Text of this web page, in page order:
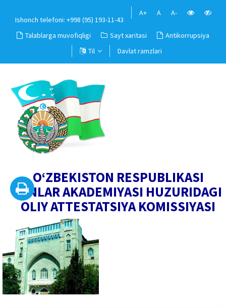
Ishonch telefoni: +998 (95) 193-11-43
A+ A A-
Talablarga muvofiqligi Sayt xaritasi
Antikorrupsiya
Til
Davlat ramzlari
O‘ZBEKISTON RESPUBLIKASI
FANLAR AKADEMIYASI HUZURIDAGI
OLIY ATTESTATSIYA KOMISSIYASI